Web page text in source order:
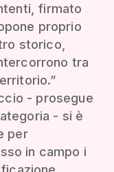
firmato
proprio
storico,
tra
- prosegue
- si è
per
in campo i